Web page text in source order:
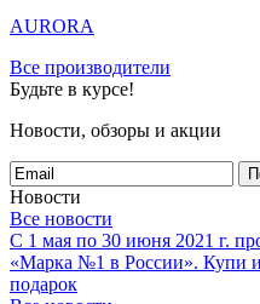
AURORA
Все производители
Будьте в курсе!
Новости, обзоры и акции
Новости
Все новости
С 1 мая по 30 июня 2021 г.
«Марка №1 в России». Купи
подарок